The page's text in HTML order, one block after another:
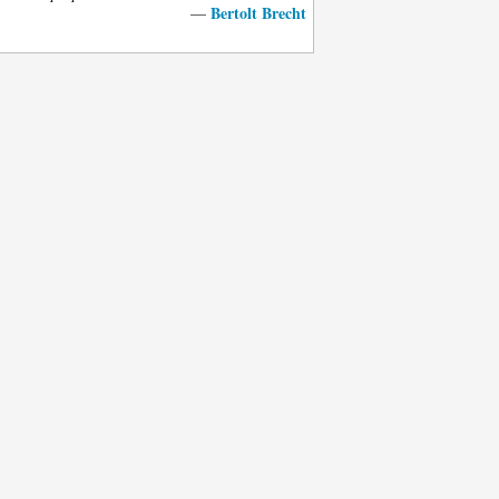
— Bertolt Brecht